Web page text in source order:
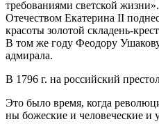
тре­бо­ва­ни­я­ми свет­ской
Оте­че­ством Ека­те­ри­на II
кра­со­ты зо­ло­той скла­день-
В том же го­ду Фе­о­до­ру
адми­ра­ла.
В 1796 г. на рос­сий­ский
Это бы­ло вре­мя, ко­гда
ны бо­же­ские и че­ло­ве­че­ские и